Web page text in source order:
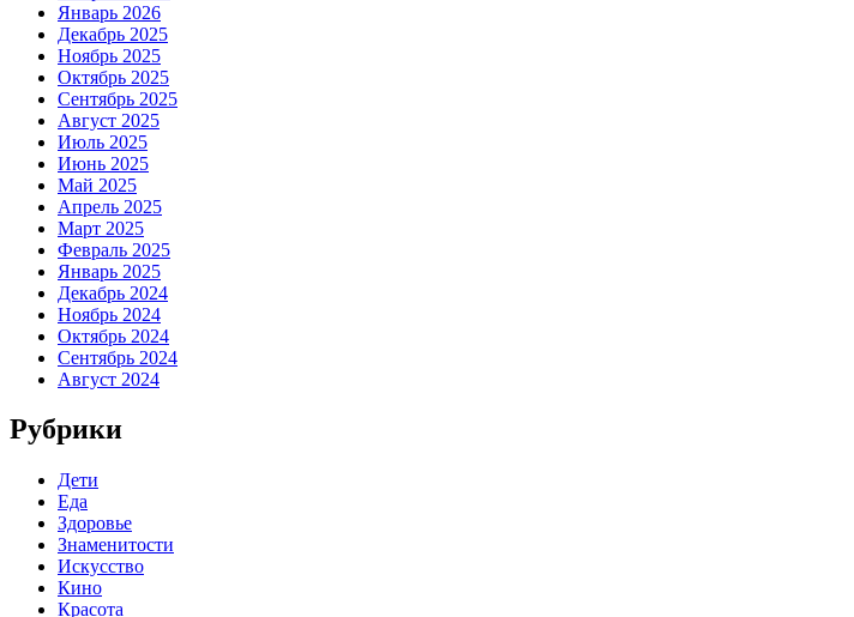
Январь 2026
Декабрь 2025
Ноябрь 2025
Октябрь 2025
Сентябрь 2025
Август 2025
Июль 2025
Июнь 2025
Май 2025
Апрель 2025
Март 2025
Февраль 2025
Январь 2025
Декабрь 2024
Ноябрь 2024
Октябрь 2024
Сентябрь 2024
Август 2024
Рубрики
Дети
Еда
Здоровье
Знаменитости
Искусство
Кино
Красота